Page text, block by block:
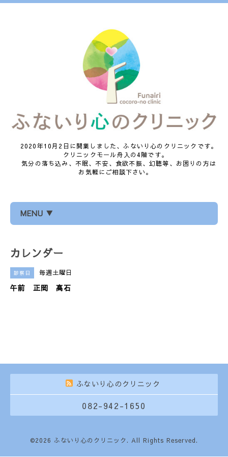
2020年10月2日に開業しました、ふないり心のクリニックです。
クリニックモール舟入の4階です。
気分の落ち込み、不眠、不安、食欲不振、幻聴等、お困りの方は
お気軽にご相談下さい。
MENU ▼
カレンダー
診察日 毎週土曜日
午前 正岡 高石
ふないり心のクリニック
082-942-1650
©2026 ふないり心のクリニック. All Rights Reserved.